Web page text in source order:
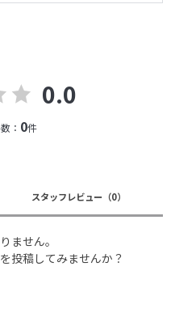
0.0
： 0件
スタッフレビュー （0）
ません。
投稿してみませんか？